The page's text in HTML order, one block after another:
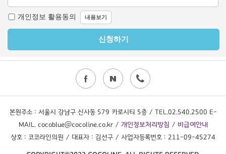
본원주소 : 서울시 강남구 신사동 579 카로시티 5층 / TEL.02.540.2500 E-
MAIL. cocoblue@cocoline.co.kr / 개인정보처리방침 / 비급여안내
상호 : 코코라인의원 / 대표자 : 김선구 / 사업자등록번호 : 211-09-45274